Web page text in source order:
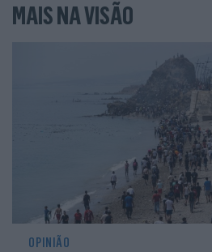
MAIS NA VISÃO
OPINIÃO